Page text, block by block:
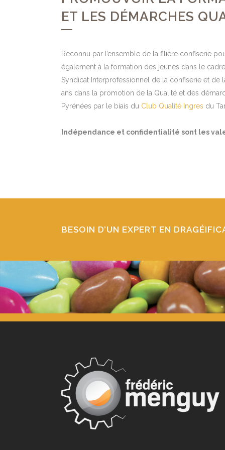
ET LES DÉMARCHES
Reconnu par l’ensemble de la filière confiserie
également à la formation des jeunes dans le
Syndicat Interprofessionnel de la confiserie et
ans dans la promotion de la Qualité et des
Pyrénées par le biais du Club Qualité Ingres du
Indépendance et confidentialité sont les
BESOIN D’UN EXPERT EN